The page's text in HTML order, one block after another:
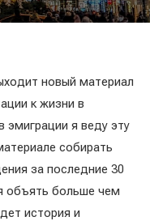
новый материал
к жизни в
эмиграции я веду эту
собирать
за последние 30
объять больше чем
история и